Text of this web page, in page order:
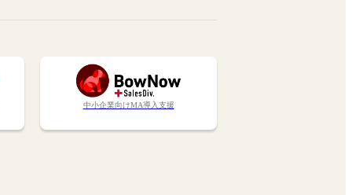
中小企業向けMA導入支援